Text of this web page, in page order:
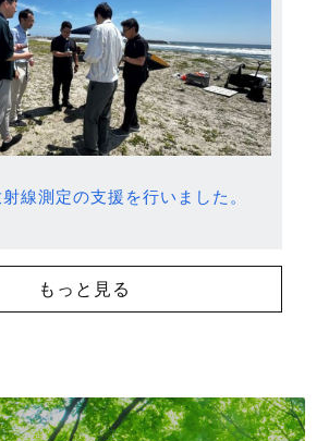
線測定の支援を行いました。
もっと見る